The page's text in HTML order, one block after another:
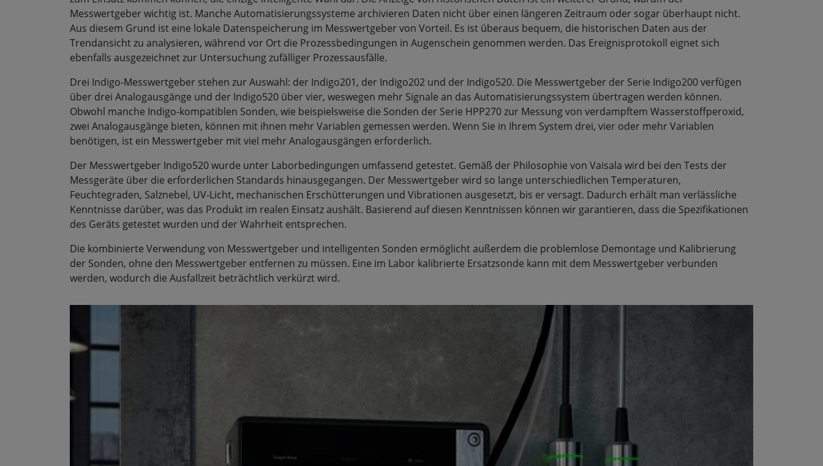
Messwertgeber wichtig ist. Manche Automatisierungssysteme archivieren Daten nicht über einen längeren Zeitraum oder sogar überhaupt nicht.
Aus diesem Grund ist eine lokale Datenspeicherung im Messwertgeber von Vorteil. Es ist überaus bequem, die historischen Daten aus der
Trendansicht zu analysieren, während vor Ort die Prozessbedingungen in Augenschein genommen werden. Das Ereignisprotokoll eignet sich
ebenfalls ausgezeichnet zur Untersuchung zufälliger Prozessausfälle.
Drei Indigo-Messwertgeber stehen zur Auswahl: der Indigo201, der Indigo202 und der Indigo520. Die Messwertgeber der Serie Indigo200 verfügen
über drei Analogausgänge und der Indigo520 über vier, weswegen mehr Signale an das Automatisierungssystem übertragen werden können.
Obwohl manche Indigo-kompatiblen Sonden, wie beispielsweise die Sonden der Serie HPP270 zur Messung von verdampftem Wasserstoffperoxid,
zwei Analogausgänge bieten, können mit ihnen mehr Variablen gemessen werden. Wenn Sie in Ihrem System drei, vier oder mehr Variablen
benötigen, ist ein Messwertgeber mit viel mehr Analogausgängen erforderlich.
Der Messwertgeber Indigo520 wurde unter Laborbedingungen umfassend getestet. Gemäß der Philosophie von Vaisala wird bei den Tests der
Messgeräte über die erforderlichen Standards hinausgegangen. Der Messwertgeber wird so lange unterschiedlichen Temperaturen,
Feuchtegraden, Salznebel, UV-Licht, mechanischen Erschütterungen und Vibrationen ausgesetzt, bis er versagt. Dadurch erhält man verlässliche
Kenntnisse darüber, was das Produkt im realen Einsatz aushält. Basierend auf diesen Kenntnissen können wir garantieren, dass die Spezifikationen
des Geräts getestet wurden und der Wahrheit entsprechen.
Die kombinierte Verwendung von Messwertgeber und intelligenten Sonden ermöglicht außerdem die problemlose Demontage und Kalibrierung
der Sonden, ohne den Messwertgeber entfernen zu müssen. Eine im Labor kalibrierte Ersatzsonde kann mit dem Messwertgeber verbunden
werden, wodurch die Ausfallzeit beträchtlich verkürzt wird.